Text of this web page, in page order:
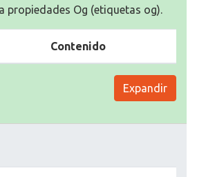
propiedades Og (etiquetas og).
Contenido
Expandir